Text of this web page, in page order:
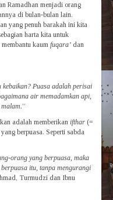
Ramadhan menjadi orang
di bulan-bulan lain.
yang penuh barakah ini kita
harta kita untuk
kaum fuqara’ dan
Puasa adalah perisai
air memadamkan api,
”
adalah memberikan ifthar (=
berpuasa. Seperti sabda
orang yang berpuasa, maka
itu, tanpa mengurangi
Turmudzi dan Ibnu